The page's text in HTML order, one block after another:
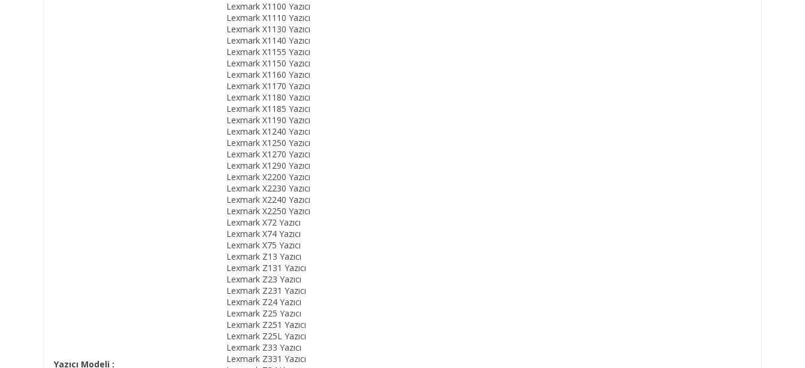
Yazıcı Modeli :
Lexmark X1100 Yazıcı
Lexmark X1110 Yazıcı
Lexmark X1130 Yazıcı
Lexmark X1140 Yazıcı
Lexmark X1155 Yazıcı
Lexmark X1150 Yazıcı
Lexmark X1160 Yazıcı
Lexmark X1170 Yazıcı
Lexmark X1180 Yazıcı
Lexmark X1185 Yazıcı
Lexmark X1190 Yazıcı
Lexmark X1240 Yazıcı
Lexmark X1250 Yazıcı
Lexmark X1270 Yazıcı
Lexmark X1290 Yazıcı
Lexmark X2200 Yazıcı
Lexmark X2230 Yazıcı
Lexmark X2240 Yazıcı
Lexmark X2250 Yazıcı
Lexmark X72 Yazıcı
Lexmark X74 Yazıcı
Lexmark X75 Yazıcı
Lexmark Z13 Yazıcı
Lexmark Z131 Yazıcı
Lexmark Z23 Yazıcı
Lexmark Z231 Yazıcı
Lexmark Z24 Yazıcı
Lexmark Z25 Yazıcı
Lexmark Z251 Yazıcı
Lexmark Z25L Yazıcı
Lexmark Z33 Yazıcı
Lexmark Z331 Yazıcı